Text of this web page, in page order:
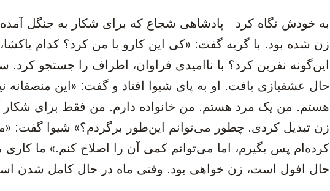
به خودش نگاه کرد - پادشاهی شجاع که برای شکار به جنگل آمده
زن شده بود. با گریه گفت: «کی این کارو با من کرد؟ کدام یاکشا،
این‌گونه نفرین کرد؟ با ناامیدی فراوان، اطراف را جستجو کرد.
حال عشقبازی یافت. او به پای شیوا افتاد و گفت: «این
هستم. من یک مرد هستم. من خانواده دارم. من فقط برای شکار
زن تبدیل کردی. چطور می‌توانم این‌طور برگردم؟» شیوا گفت:
کرده‌ام پس بگیرم، اما می‌توانم کمی آن را اصلاح کنم.» ما کاری
حال افول است، زن خواهی بود. وقتی ماه در حال کامل شدن